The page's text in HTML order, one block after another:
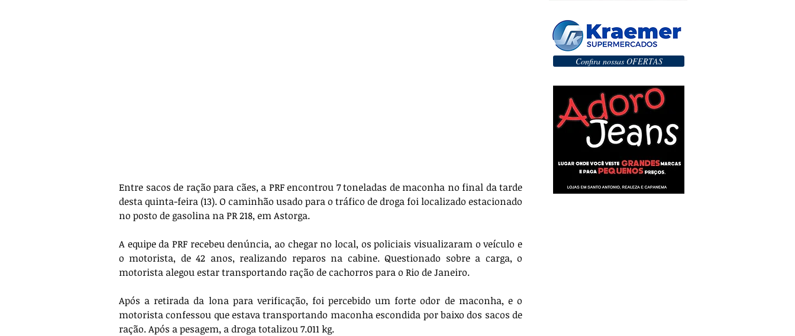
Entre sacos de ração para cães, a PRF encontrou 7 toneladas de maconha no final da tarde
desta quinta-feira (13). O caminhão usado para o tráfico de droga foi localizado estacionado
no posto de gasolina na PR 218, em Astorga.
A equipe da PRF recebeu denúncia, ao chegar no local, os policiais visualizaram o veículo e
o motorista, de 42 anos, realizando reparos na cabine. Questionado sobre a carga, o
motorista alegou estar transportando ração de cachorros para o Rio de Janeiro.
Após a retirada da lona para verificação, foi percebido um forte odor de maconha, e o
motorista confessou que estava transportando maconha escondida por baixo dos sacos de
ração. Após a pesagem, a droga totalizou 7.011 kg.
Confira nossas OFERTAS